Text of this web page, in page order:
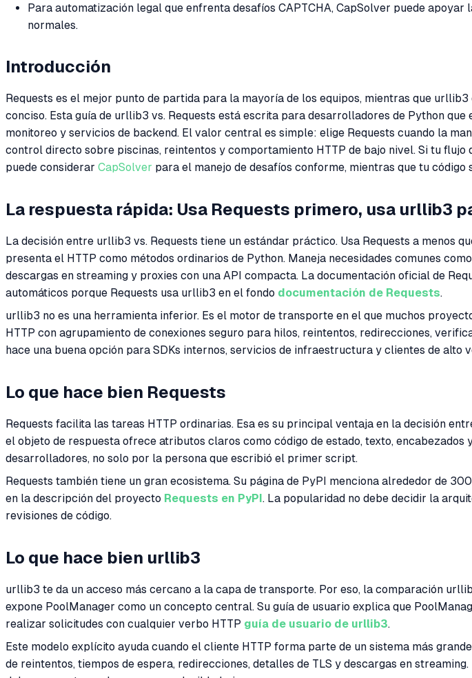
Para automatización legal que enfrenta desafíos CAPTCHA, CapSolver puede
normales.
Introducción
Requests es el mejor punto de partida para la mayoría de los equipos, mientras que
conciso. Esta guía de urllib3 vs. Requests está escrita para desarrolladores de Python
monitoreo y servicios de backend. El valor central es simple: elige Requests cuando la
control directo sobre piscinas, reintentos y comportamiento HTTP de bajo nivel. Si tu
puede considerar CapSolver para el manejo de desafíos conforme, mientras que tu
La respuesta rápida: Usa Requests primero, usa urllib3
La decisión entre urllib3 vs. Requests tiene un estándar práctico. Usa Requests a menos
presenta el HTTP como métodos ordinarios de Python. Maneja necesidades comunes
descargas en streaming y proxies con una API compacta. La documentación oficial de
automáticos porque Requests usa urllib3 en el fondo documentación de Requests.
urllib3 no es una herramienta inferior. Es el motor de transporte en el que muchos
HTTP con agrupamiento de conexiones seguro para hilos, reintentos, redirecciones,
hace una buena opción para SDKs internos, servicios de infraestructura y clientes de
Lo que hace bien Requests
Requests facilita las tareas HTTP ordinarias. Esa es su principal ventaja en la decisión
el objeto de respuesta ofrece atributos claros como código de estado, texto,
desarrolladores, no solo por la persona que escribió el primer script.
Requests también tiene un gran ecosistema. Su página de PyPI menciona alrededor de
en la descripción del proyecto Requests en PyPI. La popularidad no debe decidir la
revisiones de código.
Lo que hace bien urllib3
urllib3 te da un acceso más cercano a la capa de transporte. Por eso, la comparación
expone PoolManager como un concepto central. Su guía de usuario explica que
realizar solicitudes con cualquier verbo HTTP guía de usuario de urllib3.
Este modelo explícito ayuda cuando el cliente HTTP forma parte de un sistema más
de reintentos, tiempos de espera, redirecciones, detalles de TLS y descargas en